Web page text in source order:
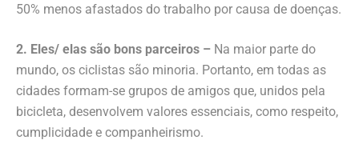
50% menos afastados do trabalho por causa de doenças.
2. Eles/ elas são bons parceiros – Na maior parte do
mundo, os ciclistas são minoria. Portanto, em todas as
cidades formam-se grupos de amigos que, unidos pela
bicicleta, desenvolvem valores essenciais, como respeito,
cumplicidade e companheirismo.